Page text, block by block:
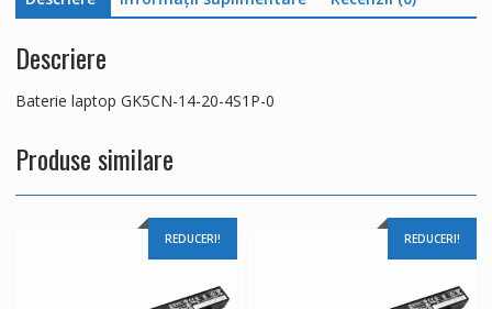
Descriere
Baterie laptop GK5CN-14-20-4S1P-0
Produse similare
REDUCERI! REDUCERI!